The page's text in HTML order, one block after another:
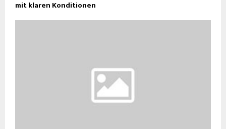
mit klaren Konditionen